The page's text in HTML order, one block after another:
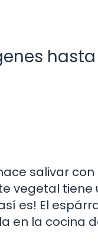
salivar
vegetal tiene
es! El
en la cocina